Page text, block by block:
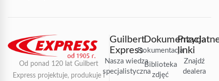
Od ponad 120 lat Guilbert
Express projektuje, produkuje i
Guilbert
Express
Nasza wiedza
specjalistyczna
Dokumentacja
Dokumentacja
Biblioteka
zdjęć
linki
Znajdź
dealera